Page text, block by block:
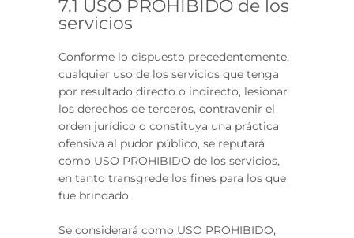
7.1 USO PROHIBIDO de los
servicios
Conforme lo dispuesto precedentemente,
cualquier uso de los servicios que tenga
por resultado directo o indirecto, lesionar
los derechos de terceros, contravenir el
orden jurídico o constituya una práctica
ofensiva al pudor público, se reputará
como USO PROHIBIDO de los servicios,
en tanto transgrede los fines para los que
fue brindado.
Se considerará como USO PROHIBIDO,